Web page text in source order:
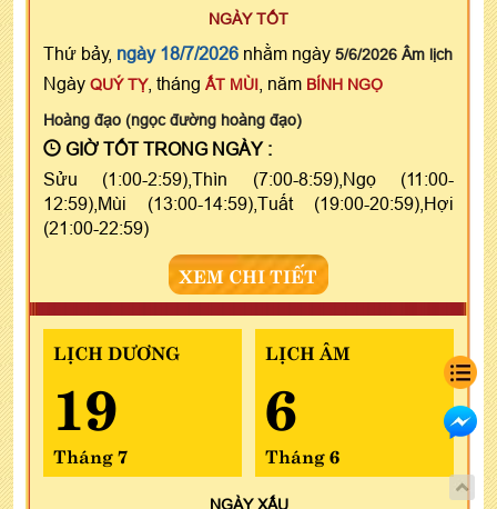
NGÀY TỐT
Thứ bảy, ngày 18/7/2026 nhằm ngày 5/6/2026 Âm lịch
Ngày QUÝ TỴ, tháng ẤT MÙI , năm BÍNH NGỌ
Hoàng đạo (ngọc đường hoàng đạo)
GIỜ TỐT TRONG NGÀY :
Sửu (1:00-2:59),Thìn (7:00-8:59),Ngọ (11:00-
12:59),Mùi (13:00-14:59),Tuất (19:00-20:59),Hợi
(21:00-22:59)
XEM CHI TIẾT
LỊCH DƯƠNG
19
Tháng 7
LỊCH ÂM
6
Tháng 6
NGÀYXẤU